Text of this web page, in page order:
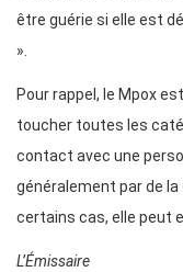
être guérie si elle est
».
Pour rappel, le Mpox
toucher toutes les
contact avec une
généralement par de
certains cas, elle peut
L’Émissaire